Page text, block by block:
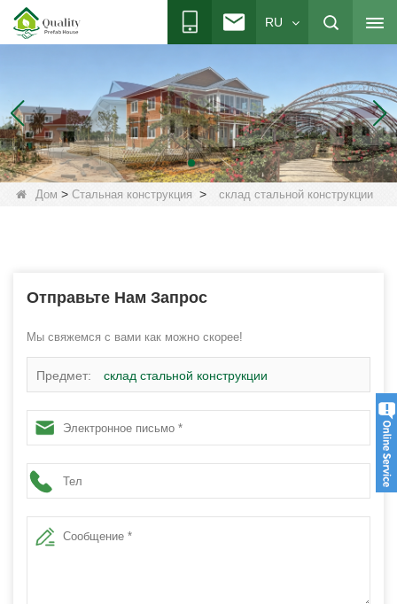
RU
Дом > Стальная конструкция > склад стальной конструкции
Отправьте Нам Запрос
Мы свяжемся с вами как можно скорее!
Предмет: склад стальной конструкции